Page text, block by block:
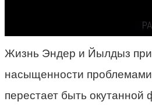
Жизнь Эндер и Йылдыз при
насыщенности
перестает быть окутанной